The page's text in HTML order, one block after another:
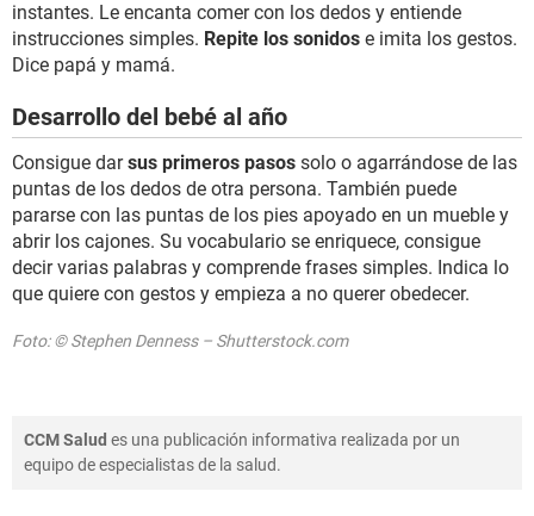
instantes. Le encanta comer con los dedos y entiende
instrucciones simples. Repite los sonidos e imita los gestos.
Dice papá y mamá.
Desarrollo del bebé al año
Consigue darsus primeros pasos solo o agarrándose de las
puntas de los dedos de otra persona. También puede
pararse con las puntas de los pies apoyado en un mueble y
abrir los cajones. Su vocabulario se enriquece, consigue
decir varias palabras y comprende frases simples. Indica lo
que quiere con gestos y empieza a no querer obedecer.
Foto: © Stephen Denness – Shutterstock.com
CCM Salud es una publicación informativa realizada por un
equipo de especialistas de la salud.